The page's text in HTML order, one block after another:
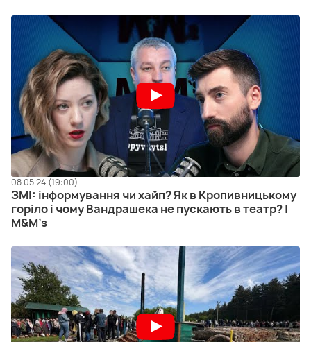
08.05.24 (19:00)
ЗМІ: інформування чи хайп? Як в Кропивницькому
горіло і чому Вандрашека не пускають в театр? |
M&M’s